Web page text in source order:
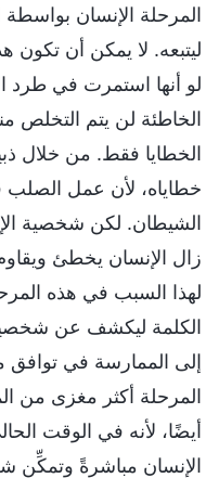
المرحلة الإنسان
ليتبعه. لا يمكن أن
لو أنها استمرت في طرد
الخاطئة لن يتم التخلص
الخطايا فقط. من خلال
خطاياه، لأن عمل الصلب
الشيطان. لكن شخصية
زال الإنسان يخطئ ويقاوم
لهذا السبب في هذه
الكلمة ليكشف عن شخصية
إلى الممارسة في
المرحلة أكثر مغزى من
أيضًا، لأنه في الوقت
الإنسان مباشرةً وتمكِّن